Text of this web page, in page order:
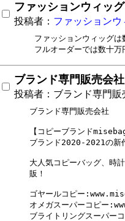
ファッションウィッグ
投稿者： ファッションウ
ファッションウィッグ
ブランド専門販売会社
投稿者：ブランド専門販
ブランド専門販売会社
【コピーブランド
ブランド2020-2021の新
大人気コピーバッグ、時
販！
ゴヤールコピー
オメガスーパーコピー
ブライトリングスー